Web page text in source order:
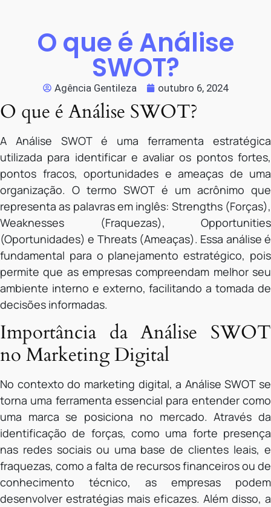
O que é Análise
SWOT?
Agência Gentileza outubro 6, 2024
O que é Análise SWOT?
A Análise SWOT é uma ferramenta estratégica
utilizada para identificar e avaliar os pontos fortes,
pontos fracos, oportunidades e ameaças de uma
organização. O termo SWOT é um acrônimo que
representa as palavras em inglês: Strengths (Forças),
Weaknesses (Fraquezas), Opportunities
(Oportunidades) e Threats (Ameaças). Essa análise é
fundamental para o planejamento estratégico, pois
permite que as empresas compreendam melhor seu
ambiente interno e externo, facilitando a tomada de
decisões informadas.
Importância da Análise SWOT
no Marketing Digital
No contexto do marketing digital, a Análise SWOT se
torna uma ferramenta essencial para entender como
uma marca se posiciona no mercado. Através da
identificação de forças, como uma forte presença
nas redes sociais ou uma base de clientes leais, e
fraquezas, como a falta de recursos financeiros ou de
conhecimento técnico, as empresas podem
desenvolver estratégias mais eficazes. Além disso, a